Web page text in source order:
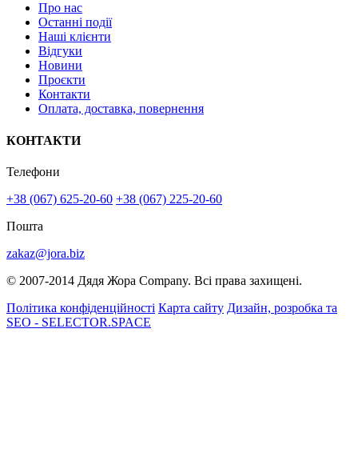
Про нас
Останні події
Наші клієнти
Відгуки
Новини
Проєкти
Контакти
Оплата, доставка, повернення
КОНТАКТИ
Телефони
+38 (067) 625-20-60 +38 (067) 225-20-60
Пошта
zakaz@jora.biz
© 2007-2014 Дядя Жора Company. Всі права захищені.
Політика конфіденційності Карта сайту Дизайн, розробка та
SEO - SELECTOR.SPACE